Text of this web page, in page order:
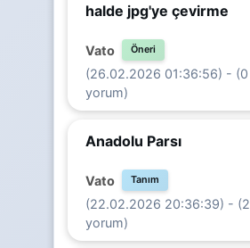
halde jpg'ye çevirme
Vato Öneri
(26.02.2026 01:36:56) - (0
yorum)
Anadolu Parsı
Vato Tanım
(22.02.2026 20:36:39) - (2
yorum)